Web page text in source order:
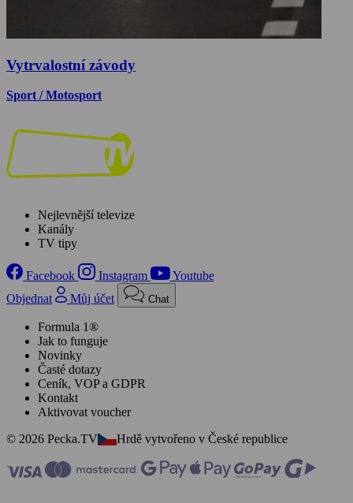
Vytrvalostní závody
Sport / Motosport
Nejlevnější televize
Kanály
TV tipy
Facebook Instagram
Youtube
Objednat
Můj účet Chat
Formula 1®
Jak to funguje
Novinky
Časté dotazy
Ceník, VOP a GDPR
Kontakt
Aktivovat voucher
© 2026 Pecka.TV
Hrdě vytvořeno v České republice